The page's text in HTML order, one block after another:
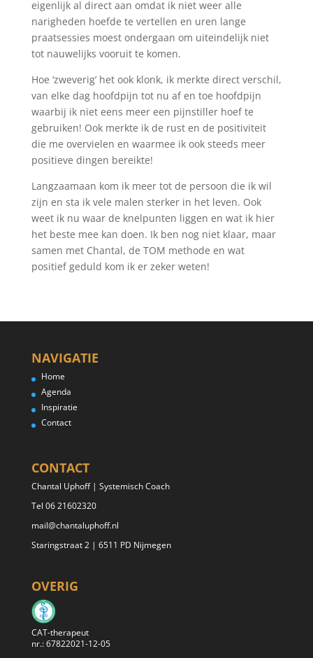
eigenlijk al direct aan omdat ik niet weer alle
narigheden hoefde te vertellen en uren lange
praatsessies moest ondergaan om uiteindelijk niet
tot nauwelijks vooruit te komen.
Hoe ‘zweverig’ het ook klonk, ik merkte direct verschil,
van elke dag hoofdpijn tot nu af en toe hoofdpijn
waarbij ik niet eens meer een pijnstiller hoef te
gebruiken! Ook merkte ik de rust en de positiviteit
die me overvielen en waarmee ik ook steeds meer
positieve dingen bereikte!
Langzaamaan kom ik meer tot de persoon die ik wil
zijn en sta ik vele malen sterker in het leven. Ook
weet ik nu waar de knelpunten liggen en wat ik hier
het beste mee kan doen. Ik ben nog niet klaar, maar
samen met Chantal, de TOM methode en wat
positief geduld kom ik er zeker weten!
NAVIGATIE
Home
Agenda
Inspiratie
Contact
CONTACT
Chantal Uphoff | Systemisch Coach
Tel 06 21602320
mail@chantaluphoff.nl
Staringstraat 2 | 6511 PD Nijmegen
OVERIG
CAT-therapeut
nr.: 67822021-12-05